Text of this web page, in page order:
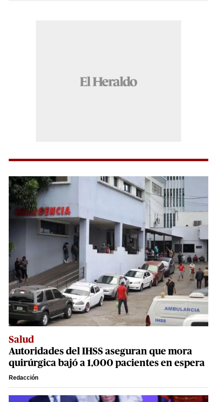
Salud
Autoridades del IHSS aseguran que mora
quirúrgica bajó a 1,000 pacientes en espera
Redacción